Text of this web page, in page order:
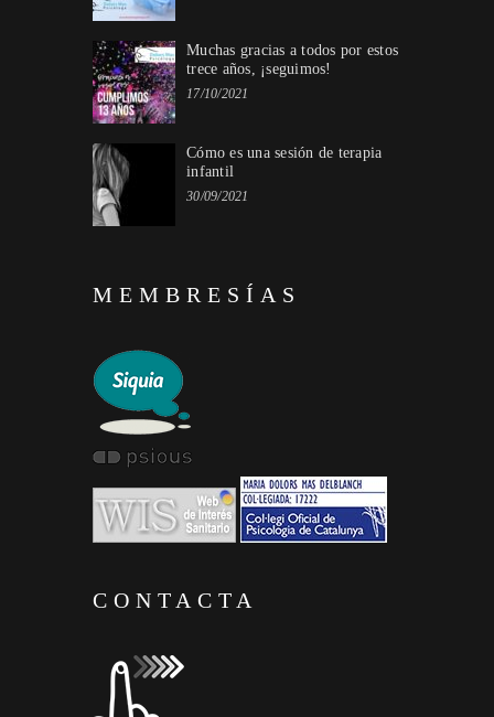
Muchas gracias a todos por estos
trece años, ¡seguimos!
17/10/2021
Cómo es una sesión de terapia
infantil
30/09/2021
MEMBRESÍAS
CONTACTA